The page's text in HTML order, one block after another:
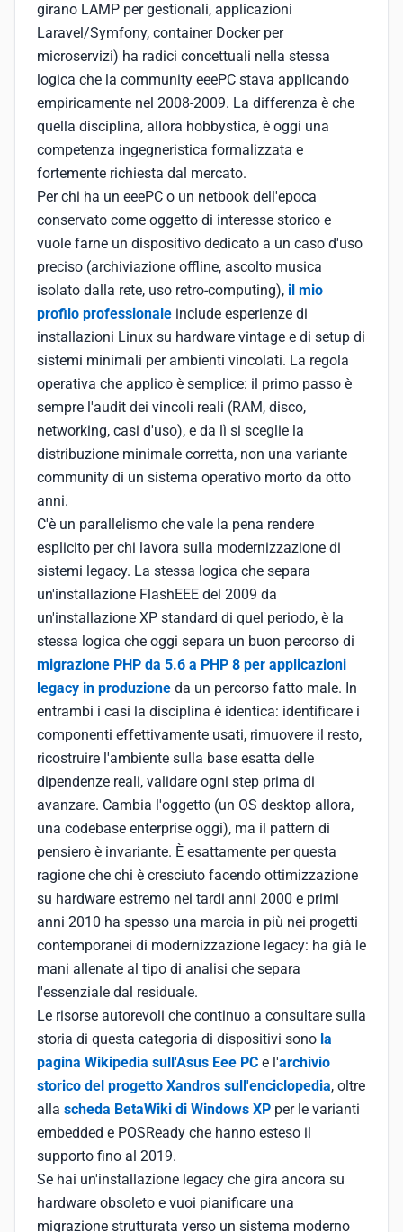
girano LAMP per gestionali, applicazioni
Laravel/Symfony, container Docker per
microservizi) ha radici concettuali nella stessa
logica che la community eeePC stava applicando
empiricamente nel 2008-2009. La differenza è che
quella disciplina, allora hobbystica, è oggi una
competenza ingegneristica formalizzata e
fortemente richiesta dal mercato.
Per chi ha un eeePC o un netbook dell'epoca
conservato come oggetto di interesse storico e
vuole farne un dispositivo dedicato a un caso d'uso
preciso (archiviazione offline, ascolto musica
isolato dalla rete, uso retro-computing), il mio
profilo professionale include esperienze di
installazioni Linux su hardware vintage e di setup di
sistemi minimali per ambienti vincolati. La regola
operativa che applico è semplice: il primo passo è
sempre l'audit dei vincoli reali (RAM, disco,
networking, casi d'uso), e da lì si sceglie la
distribuzione minimale corretta, non una variante
community di un sistema operativo morto da otto
anni.
C'è un parallelismo che vale la pena rendere
esplicito per chi lavora sulla modernizzazione di
sistemi legacy. La stessa logica che separa
un'installazione FlashEEE del 2009 da
un'installazione XP standard di quel periodo, è la
stessa logica che oggi separa un buon percorso di
migrazione PHP da 5.6 a PHP 8 per applicazioni
legacy in produzione da un percorso fatto male. In
entrambi i casi la disciplina è identica: identificare i
componenti effettivamente usati, rimuovere il resto,
ricostruire l'ambiente sulla base esatta delle
dipendenze reali, validare ogni step prima di
avanzare. Cambia l'oggetto (un OS desktop allora,
una codebase enterprise oggi), ma il pattern di
pensiero è invariante. È esattamente per questa
ragione che chi è cresciuto facendo ottimizzazione
su hardware estremo nei tardi anni 2000 e primi
anni 2010 ha spesso una marcia in più nei progetti
contemporanei di modernizzazione legacy: ha già le
mani allenate al tipo di analisi che separa
l'essenziale dal residuale.
Le risorse autorevoli che continuo a consultare sulla
storia di questa categoria di dispositivi sono la
pagina Wikipedia sull'Asus Eee PC e l'archivio
storico del progetto Xandros sull'enciclopedia, oltre
alla scheda BetaWiki di Windows XP per le varianti
embedded e POSReady che hanno esteso il
supporto fino al 2019.
Se hai un'installazione legacy che gira ancora su
hardware obsoleto e vuoi pianificare una
migrazione strutturata verso un sistema moderno